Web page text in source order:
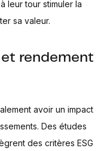
leur tour stimuler la
sa valeur.
rendement
avoir un impact
Des études
des critères ESG